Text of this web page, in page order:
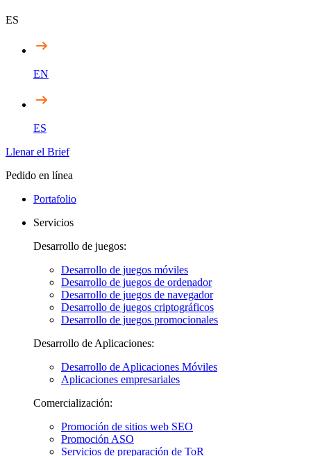
ES
EN
ES
Llenar el Brief
Pedido en línea
Portafolio
Servicios
Desarrollo de juegos:
Desarrollo de juegos móviles
Desarrollo de juegos de ordenador
Desarrollo de juegos de navegador
Desarrollo de juegos criptográficos
Desarrollo de juegos promocionales
Desarrollo de Aplicaciones:
Desarrollo de Aplicaciones Móviles
Aplicaciones empresariales
Comercialización:
Promoción de sitios web SEO
Promoción ASO
Servicios de preparación de ToR